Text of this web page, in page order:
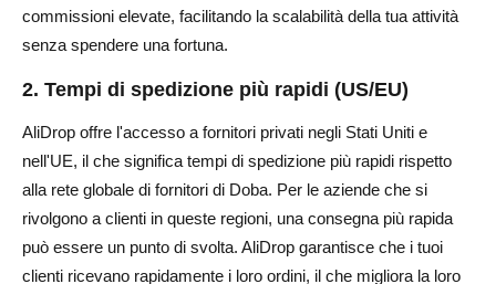
commissioni elevate, facilitando la scalabilità della tua attività
senza spendere una fortuna.
2. Tempi di spedizione più rapidi (US/EU)
AliDrop offre l'accesso a fornitori privati negli Stati Uniti e
nell'UE, il che significa tempi di spedizione più rapidi rispetto
alla rete globale di fornitori di Doba. Per le aziende che si
rivolgono a clienti in queste regioni, una consegna più rapida
può essere un punto di svolta. AliDrop garantisce che i tuoi
clienti ricevano rapidamente i loro ordini, il che migliora la loro